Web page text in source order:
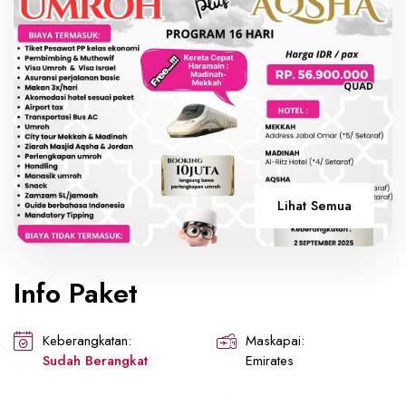
Lihat Semua
Info Paket
Keberangkatan:
Sudah Berangkat
Maskapai:
Emirates